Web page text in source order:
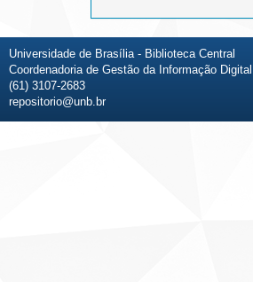
Universidade de Brasília - Biblioteca Central
Coordenadoria de Gestão da Informação
(61) 3107-2683
repositorio@unb.br